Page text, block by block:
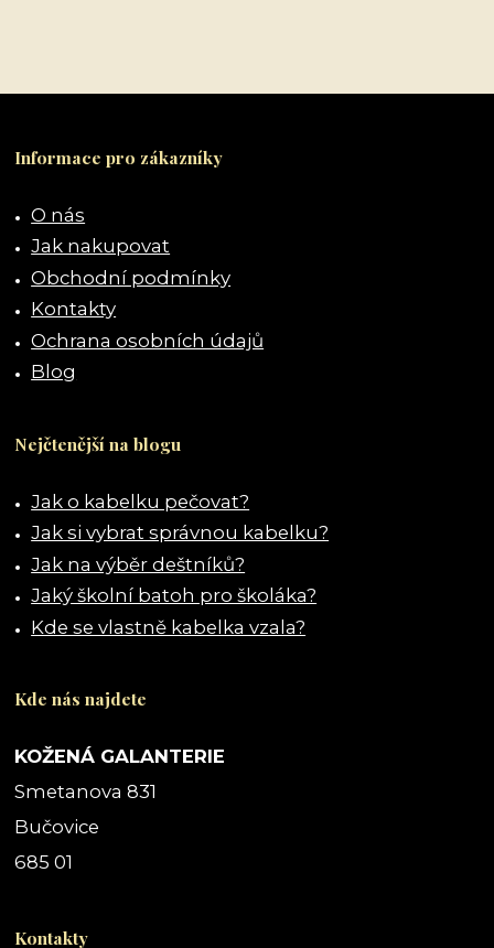
Informace pro zákazníky
O nás
Jak nakupovat
Obchodní podmínky
Kontakty
Ochrana osobních údajů
Blog
Nejčtenější na blogu
Jak o kabelku pečovat?
Jak si vybrat správnou kabelku?
Jak na výběr deštníků?
Jaký školní batoh pro školáka?
Kde se vlastně kabelka vzala?
Kde nás najdete
KOŽENÁ GALANTERIE
Smetanova 831
Bučovice
685 01
Kontakty